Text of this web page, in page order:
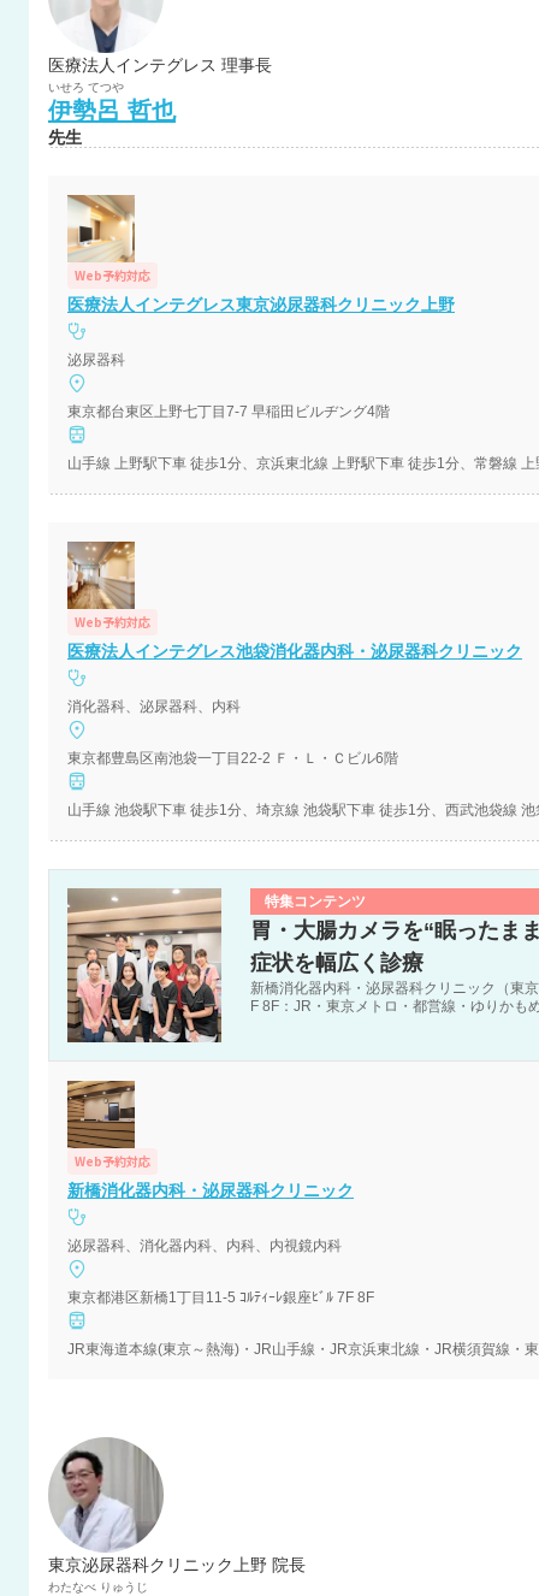
医療法人インテグレス 理事長
いせろ てつや
伊勢呂 哲也
先生
Web予約対応
医療法人インテグレス東京泌尿器科クリニック上野
泌尿器科
東京都台東区上野七丁目7-7 早稲田ビルヂング4階
山手線 上野駅下車 徒歩1分、京浜東北線 上野駅下車 徒歩1分、常磐線
Web予約対応
医療法人インテグレス池袋消化器内科・泌尿器科クリニック
消化器科、泌尿器科、内科
東京都豊島区南池袋一丁目22-2 Ｆ・Ｌ・Ｃビル6階
山手線 池袋駅下車 徒歩1分、埼京線 池袋駅下車 徒歩1分、西武池袋線
特集コンテンツ
胃・大腸カメラを“眠ったま
症状を幅広く診療
新橋消化器内科・泌尿器科クリニック（東
F 8F：JR・東京メトロ・都営線・ゆりかも
Web予約対応
新橋消化器内科・泌尿器科クリニック
泌尿器科、消化器内科、内科、内視鏡内科
東京都港区新橋1丁目11-5 ｺﾙﾃｨｰﾚ銀座ﾋﾞﾙ 7F 8F
東京泌尿器科クリニック上野 院長
わたなべ りゅうじ